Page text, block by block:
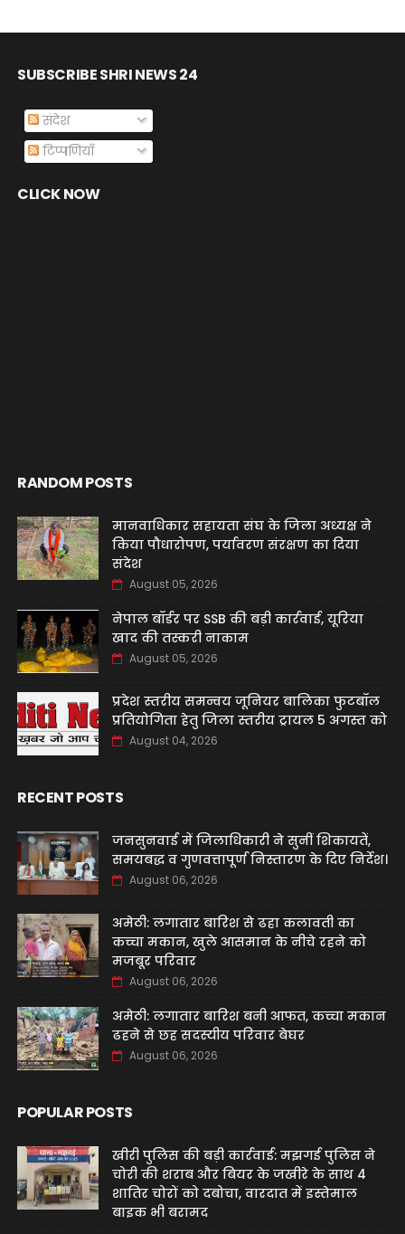
SUBSCRIBE SHRI NEWS 24
संदेश
टिप्पणियाँ
CLICK NOW
RANDOM POSTS
मानवाधिकार सहायता संघ के जिला अध्यक्ष ने
किया पौधारोपण, पर्यावरण संरक्षण का दिया
संदेश
August 05, 2026
नेपाल बॉर्डर पर SSB की बड़ी कार्रवाई, यूरिया
खाद की तस्करी नाकाम
August 05, 2026
प्रदेश स्तरीय समन्वय जूनियर बालिका फुटबॉल
प्रतियोगिता हेतु जिला स्तरीय ट्रायल 5 अगस्त को
August 04, 2026
RECENT POSTS
जनसुनवाई में जिलाधिकारी ने सुनीं शिकायतें,
समयबद्ध व गुणवत्तापूर्ण निस्तारण के दिए निर्देश।
August 06, 2026
अमेठी: लगातार बारिश से ढहा कलावती का
कच्चा मकान, खुले आसमान के नीचे रहने को
मजबूर परिवार
August 06, 2026
अमेठी: लगातार बारिश बनी आफत, कच्चा मकान
ढहने से छह सदस्यीय परिवार बेघर
August 06, 2026
POPULAR POSTS
खीरी पुलिस की बड़ी कार्रवाई: मझगई पुलिस ने
चोरी की शराब और बियर के जखीरे के साथ 4
शातिर चोरों को दबोचा, वारदात में इस्तेमाल
बाइक भी बरामद